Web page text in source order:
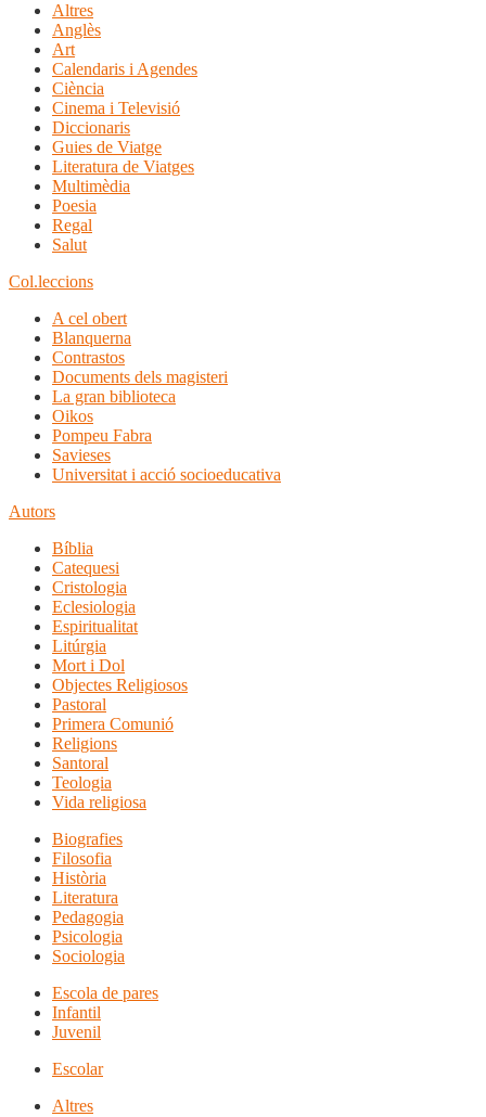
Altres
Anglès
Art
Calendaris i Agendes
Ciència
Cinema i Televisió
Diccionaris
Guies de Viatge
Literatura de Viatges
Multimèdia
Poesia
Regal
Salut
Col.leccions
A cel obert
Blanquerna
Contrastos
Documents dels magisteri
La gran biblioteca
Oikos
Pompeu Fabra
Savieses
Universitat i acció socioeducativa
Autors
Bíblia
Catequesi
Cristologia
Eclesiologia
Espiritualitat
Litúrgia
Mort i Dol
Objectes Religiosos
Pastoral
Primera Comunió
Religions
Santoral
Teologia
Vida religiosa
Biografies
Filosofia
Història
Literatura
Pedagogia
Psicologia
Sociologia
Escola de pares
Infantil
Juvenil
Escolar
Altres